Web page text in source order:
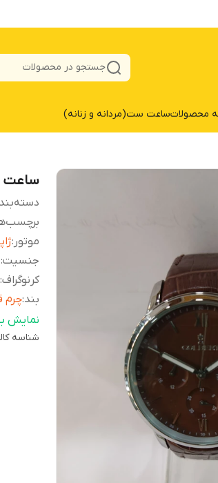
جستجو در محصولات
محصولاتساعت ست(مردانه و زنانه)
ساعت
موتور :
جنسیت:
کرنوگراف:
بند:چرم
قاب:
ماه و
نمایش
شناسه